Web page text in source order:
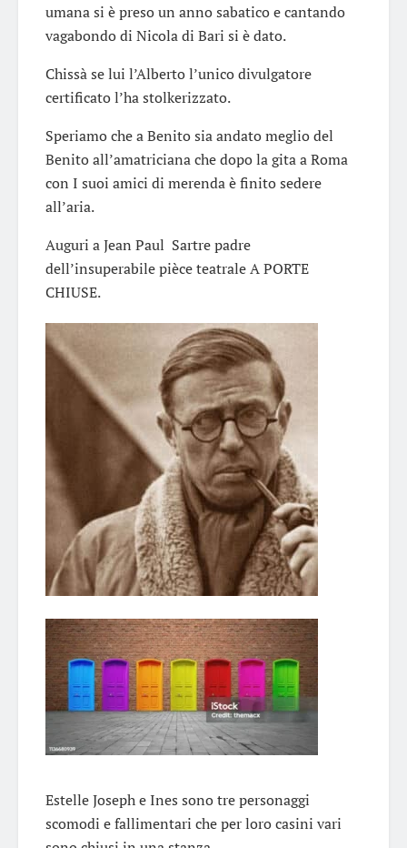
umana si è preso un anno sabatico e cantando
vagabondo di Nicola di Bari si è dato.
Chissà se lui l’Alberto l’unico divulgatore
certificato l’ha stolkerizzato.
Speriamo che a Benito sia andato meglio del
Benito all’amatriciana che dopo la gita a Roma
con I suoi amici di merenda è finito sedere
all’aria.
Auguri a Jean Paul Sartre padre
dell’insuperabile pièce teatrale A PORTE
CHIUSE.
Estelle Joseph e Ines sono tre personaggi
scomodi e fallimentari che per loro casini vari